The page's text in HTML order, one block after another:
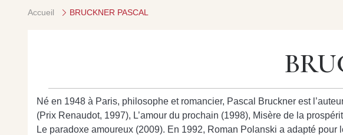
Accueil BRUCKNER PASCAL
Né en 1948 à Paris, philosophe et romancier, Pascal Bruckner est
(Prix Renaudot, 1997), L’amour du prochain (1998), Misère de la
Le paradoxe amoureux (2009). En 1992, Roman Polanski a adapté